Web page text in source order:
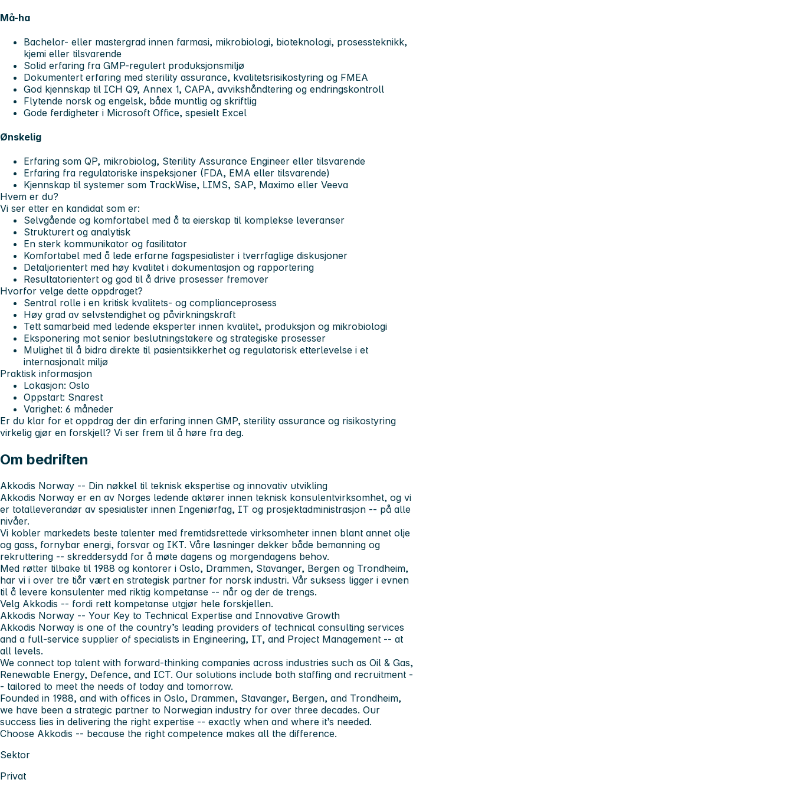
Må-ha
Bachelor- eller mastergrad innen farmasi, mikrobiologi, bioteknologi, prosessteknikk,
kjemi eller tilsvarende
Solid erfaring fra GMP-regulert produksjonsmiljø
Dokumentert erfaring med sterility assurance, kvalitetsrisikostyring og FMEA
God kjennskap til ICH Q9, Annex 1, CAPA, avvikshåndtering og endringskontroll
Flytende norsk og engelsk, både muntlig og skriftlig
Gode ferdigheter i Microsoft Office, spesielt Excel
Ønskelig
Erfaring som QP, mikrobiolog, Sterility Assurance Engineer eller tilsvarende
Erfaring fra regulatoriske inspeksjoner (FDA, EMA eller tilsvarende)
Kjennskap til systemer som TrackWise, LIMS, SAP, Maximo eller Veeva
Hvem er du?
Vi ser etter en kandidat som er:
Selvgående og komfortabel med å ta eierskap til komplekse leveranser
Strukturert og analytisk
En sterk kommunikator og fasilitator
Komfortabel med å lede erfarne fagspesialister i tverrfaglige diskusjoner
Detaljorientert med høy kvalitet i dokumentasjon og rapportering
Resultatorientert og god til å drive prosesser fremover
Hvorfor velge dette oppdraget?
Sentral rolle i en kritisk kvalitets- og complianceprosess
Høy grad av selvstendighet og påvirkningskraft
Tett samarbeid med ledende eksperter innen kvalitet, produksjon og mikrobiologi
Eksponering mot senior beslutningstakere og strategiske prosesser
Mulighet til å bidra direkte til pasientsikkerhet og regulatorisk etterlevelse i et
internasjonalt miljø
Praktisk informasjon
Lokasjon: Oslo
Oppstart: Snarest
Varighet: 6 måneder
Er du klar for et oppdrag der din erfaring innen GMP, sterility assurance og risikostyring
virkelig gjør en forskjell? Vi ser frem til å høre fra deg.
Om bedriften
Akkodis Norway -- Din nøkkel til teknisk ekspertise og innovativ utvikling
Akkodis Norway er en av Norges ledende aktører innen teknisk konsulentvirksomhet, og vi
er totalleverandør av spesialister innen Ingeniørfag, IT og prosjektadministrasjon -- på alle
nivåer.
Vi kobler markedets beste talenter med fremtidsrettede virksomheter innen blant annet olje
og gass, fornybar energi, forsvar og IKT. Våre løsninger dekker både bemanning og
rekruttering -- skreddersydd for å møte dagens og morgendagens behov.
Med røtter tilbake til 1988 og kontorer i Oslo, Drammen, Stavanger, Bergen og Trondheim,
har vi i over tre tiår vært en strategisk partner for norsk industri. Vår suksess ligger i evnen
til å levere konsulenter med riktig kompetanse -- når og der de trengs.
Velg Akkodis -- fordi rett kompetanse utgjør hele forskjellen.
Akkodis Norway -- Your Key to Technical Expertise and Innovative Growth
Akkodis Norway is one of the country’s leading providers of technical consulting services
and a full-service supplier of specialists in Engineering, IT, and Project Management -- at
all levels.
We connect top talent with forward-thinking companies across industries such as Oil & Gas,
Renewable Energy, Defence, and ICT. Our solutions include both staffing and recruitment -
- tailored to meet the needs of today and tomorrow.
Founded in 1988, and with offices in Oslo, Drammen, Stavanger, Bergen, and Trondheim,
we have been a strategic partner to Norwegian industry for over three decades. Our
success lies in delivering the right expertise -- exactly when and where it’s needed.
Choose Akkodis -- because the right competence makes all the difference.
Sektor
Privat